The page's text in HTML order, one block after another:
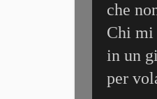
che
Chi mi
in un
per